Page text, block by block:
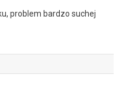
problem bardzo suchej